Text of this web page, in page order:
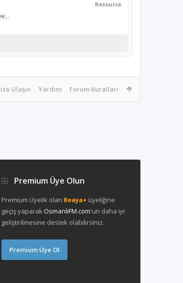
Resource
Ulaşın Yardım Forum Kuralları
Premium Üye Olun
Premium Üyelik olan Reaya+ üyeliğine
geçiş yaparakOsmanliFM.com'un daha iyi
geliştirilmesine destek olabilirsiniz.
Premium Üye Ol